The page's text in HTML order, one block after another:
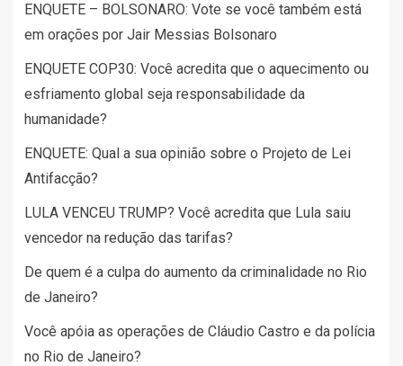
ENQUETE – BOLSONARO: Vote se você também está
em orações por Jair Messias Bolsonaro
ENQUETE COP30: Você acredita que o aquecimento ou
esfriamento global seja responsabilidade da
humanidade?
ENQUETE: Qual a sua opinião sobre o Projeto de Lei
Antifacção?
LULA VENCEU TRUMP? Você acredita que Lula saiu
vencedor na redução das tarifas?
De quem é a culpa do aumento da criminalidade no Rio
de Janeiro?
Você apóia as operações de Cláudio Castro e da polícia
no Rio de Janeiro?